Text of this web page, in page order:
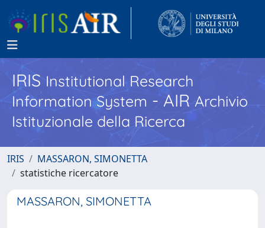
IRISInstitutional Research
Information System - AIR Archivio
Istituzionale della Ricerca
IRIS
MASSARON, SIMONETTA
statistiche ricercatore
MASSARON, SIMONETTA